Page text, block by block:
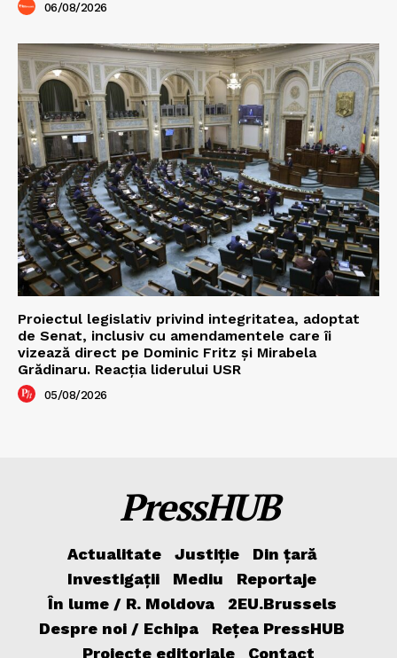
06/08/2026
Proiectul legislativ privind integritatea, adoptat
de Senat, inclusiv cu amendamentele care îi
vizează direct pe Dominic Fritz și Mirabela
Grădinaru. Reacția liderului USR
05/08/2026
PressHUB
Actualitate Justiție
Din țară
Investigații
Mediu
Reportaje
În lume / R. Moldova
2EU.Brussels
Despre noi / Echipa
Rețea PressHUB
Proiecte editoriale
Contact